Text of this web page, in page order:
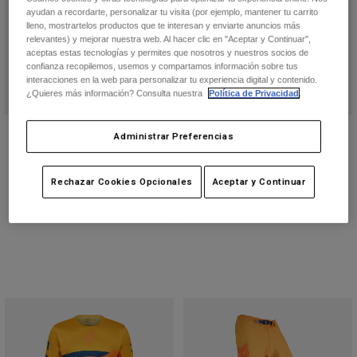
419,99 €
(3)
Product swatch type of Negro/Gris/Blanco.
Product swatch type of Azul Joya.
Product swatch type of Azul/Amarillo.
Product swatch type of Rosa neón.
Casco V3 Fracture RS
629,99 €
(1)
Product swatch type of Naranja
Product swatch type of
Product swatch type
ayudan a recordarte, personalizar tu visita (por ejemplo, mantener tu carrito
lleno, mostrartelos productos que te interesan y enviarte anuncios más
relevantes) y mejorar nuestra web. Al hacer clic en "Aceptar y Continuar",
aceptas estas tecnologías y permites que nosotros y nuestros socios de
confianza recopilemos, usemos y compartamos información sobre tus
interacciones en la web para personalizar tu experiencia digital y contenido.
¿Quieres más información? Consulta nuestra
Política de Privacidad
Administrar Preferencias
Rechazar Cookies Opcionales Aceptar y Continuar